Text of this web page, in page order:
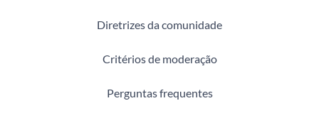
Diretrizes da comunidade
Critérios de moderação
Perguntas frequentes